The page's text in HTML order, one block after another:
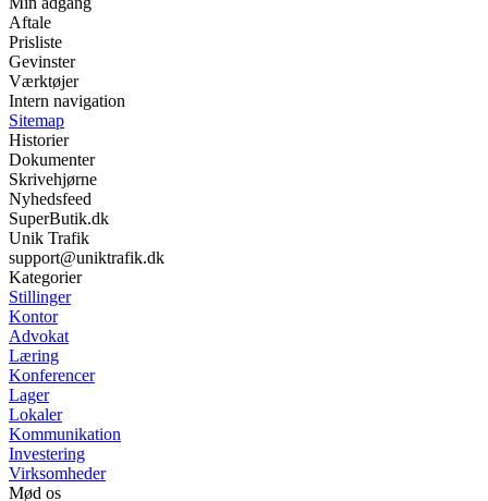
Aftale
Prisliste
Gevinster
Værktøjer
Intern navigation
Sitemap
Historier
Dokumenter
Skrivehjørne
Nyhedsfeed
SuperButik.dk
Unik Trafik
support@uniktrafik.dk
Kategorier
Stillinger
Kontor
Advokat
Læring
Konferencer
Lager
Lokaler
Kommunikation
Investering
Virksomheder
Mød os